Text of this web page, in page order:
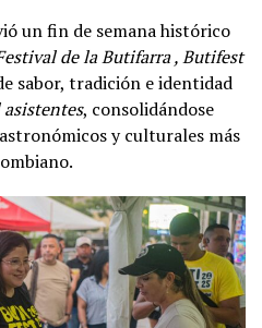
un fin de semana histórico
de la Butifarra , Butifest
sabor, tradición e identidad
, consolidándose
y culturales más